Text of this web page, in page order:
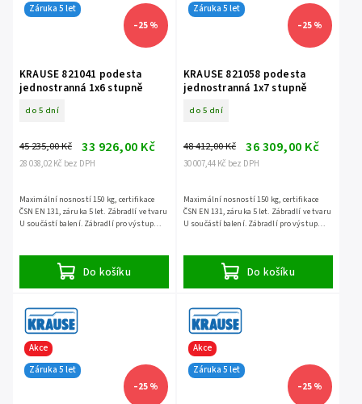
Záruka 5 let
–25 %
KRAUSE 821041 podesta
jednostranná 1x6 stupně
do 5 dní
28 038,02 Kč bez DPH
45 235,00 Kč 33 926,00 Kč
Do košíku
Maximální nosností 150 kg, certifikace
ČSN EN 131, záruka 5 let. Zábradlí ve tvaru
U součástí balení. Zábradlí pro výstup
Záruka 5 let
–25 %
KRAUSE 821058 podesta
jednostranná 1x7 stupně
do 5 dní
30 007,44 Kč bez DPH
48 412,00 Kč 36 309,00 Kč
Do košíku
Maximální nosností 150 kg, certifikace
ČSN EN 131, záruka 5 let. Zábradlí ve tvaru
U součástí balení. Zábradlí pro výstup
Akce
Záruka 5 let
–25 %
Akce
Záruka 5 let
–25 %